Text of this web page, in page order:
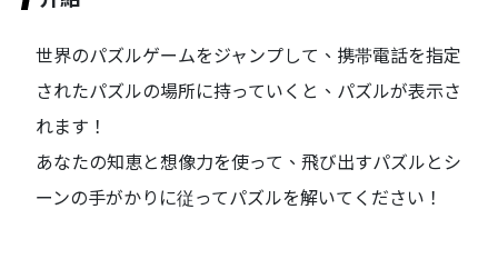
世界のパズルゲームをジャンプして、携帯電話を指定
されたパズルの場所に持っていくと、パズルが表示さ
れます！
あなたの知恵と想像力を使って、飛び出すパズルとシ
ーンの手がかりに従ってパズルを解いてください！